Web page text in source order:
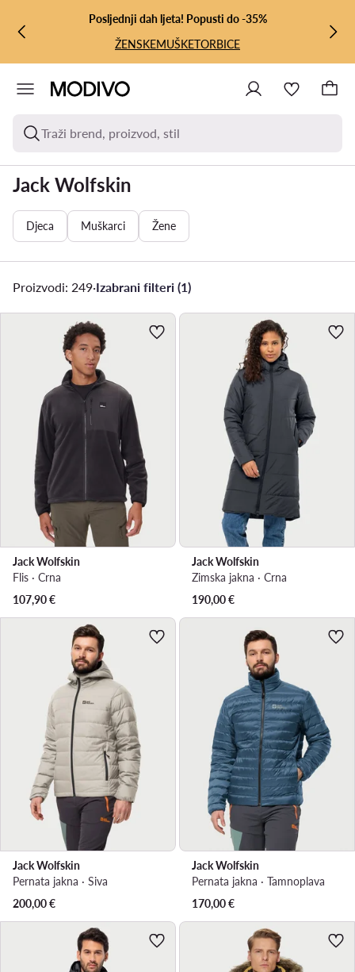
PRIJEĐI NA GLAVNI SADRŽAJ
PRIJEĐI NA PRETRAŽIVANJE
Posljednji dah ljeta! Popusti do -35%
ŽENSKEMUŠKETORBICE
Traži brend, proizvod, stil
Jack Wolfskin
Djeca Muškarci Žene
Proizvodi: 249·Izabrani filteri (1)
Jack Wolfskin
Flis · Crna
107,90€
Jack Wolfskin
Zimska jakna · Crna
190,00€
Jack Wolfskin
Pernata jakna · Siva
200,00€
Jack Wolfskin
Pernata jakna · Tamnoplava
170,00€